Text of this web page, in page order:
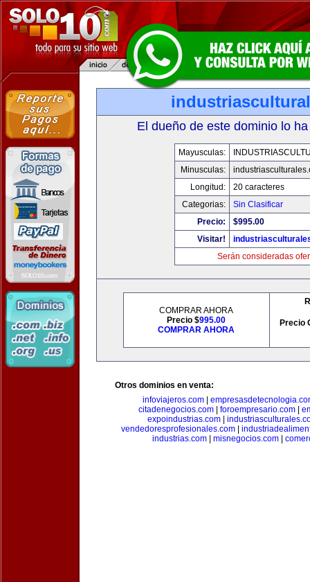
El dueño de este dominio lo
Mayusculas:
Minusculas:
Longitud:
20 caracteres
Categorias:
Sin Clasificar
Precio:
$995.00
Visitar!
Serán consideradas
COMPRAR AHORA
Precio $995.00
COMPRAR AHORA
Precio
Otros dominios en venta:
infoviajeros.com
citadenegocios.com
foroempresario.com
expoindustrias.com
vendedoresprofesionales.com|
industrias.com
misnegocios.com